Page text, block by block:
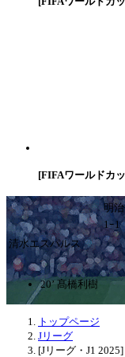
[FIFAワールドカ
明
1ｰ1
清水エスパルス
20’ 髙橋利樹
トップページ
Jリーグ
[Jリーグ・J1